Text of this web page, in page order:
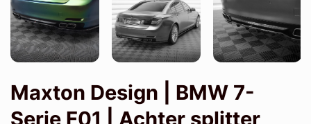
Maxton Design | BMW 7-
Serie F01 | Achter splitter